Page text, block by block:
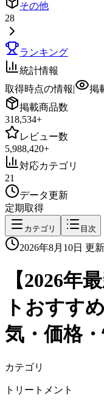
その他
28
ランキング
統計情報
取得時点の情報|
掲
掲載商品数
318,534+
レビュー数
5,988,420+
対応カテゴリ
21
データ更新
定期取得
カテゴリ 目次
2026年8月10日 更新
【2026年最
ト おすす
気・価格
カテゴリ
トリートメント